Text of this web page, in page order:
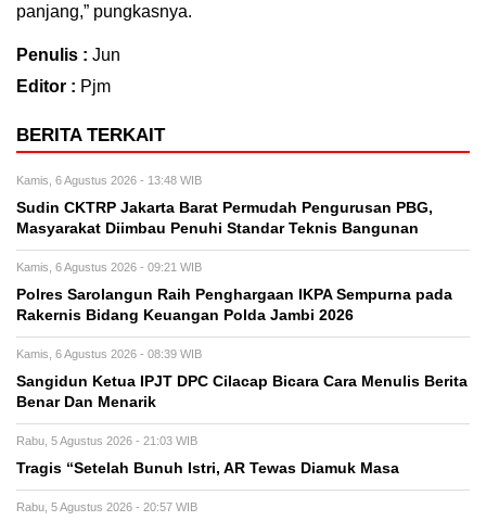
panjang,” pungkasnya.
Penulis : Jun
Editor : Pjm
BERITA TERKAIT
Kamis, 6 Agustus 2026 - 13:48 WIB
Sudin CKTRP Jakarta Barat Permudah Pengurusan PBG,
Masyarakat Diimbau Penuhi Standar Teknis Bangunan
Kamis, 6 Agustus 2026 - 09:21 WIB
Polres Sarolangun Raih Penghargaan IKPA Sempurna pada
Rakernis Bidang Keuangan Polda Jambi 2026
Kamis, 6 Agustus 2026 - 08:39 WIB
Sangidun Ketua IPJT DPC Cilacap Bicara Cara Menulis Berita
Benar Dan Menarik
Rabu, 5 Agustus 2026 - 21:03 WIB
Tragis “Setelah Bunuh Istri, AR Tewas Diamuk Masa
Rabu, 5 Agustus 2026 - 20:57 WIB